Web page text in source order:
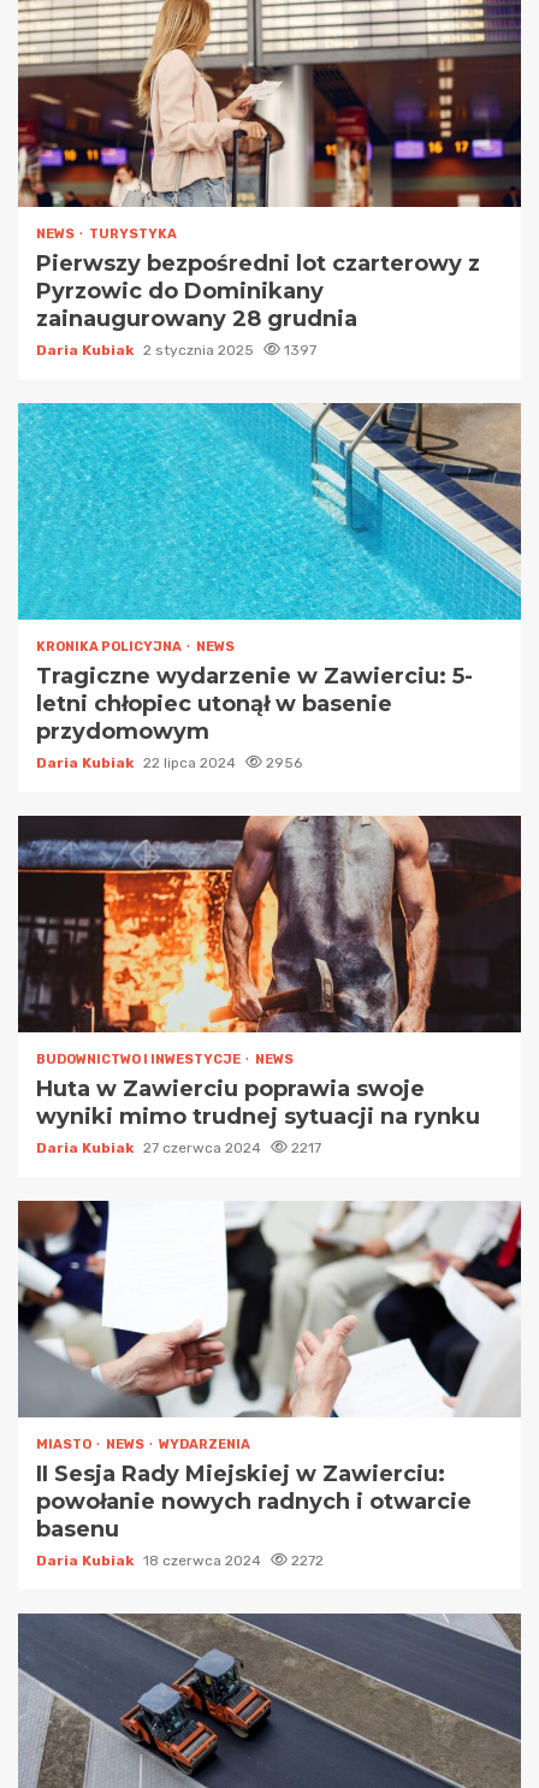
NEWS TURYSTYKA
Pierwszy bezpośredni lot czarterowy z
Pyrzowic do Dominikany
zainaugurowany 28 grudnia
Daria Kubiak 2 stycznia 2025 1397
KRONIKA POLICYJNA NEWS
Tragiczne wydarzenie w Zawierciu: 5-
letni chłopiec utonął w basenie
przydomowym
Daria Kubiak 22 lipca 2024 2956
BUDOWNICTWO I INWESTYCJE NEWS
Huta w Zawierciu poprawia swoje
wyniki mimo trudnej sytuacji na rynku
Daria Kubiak 27 czerwca 2024 2217
MIASTO NEWS WYDARZENIA
II Sesja Rady Miejskiej w Zawierciu:
powołanie nowych radnych i otwarcie
basenu
Daria Kubiak 18 czerwca 2024 2272